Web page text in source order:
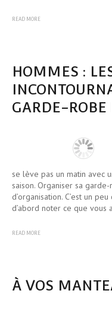
READ MORE
HOMMES :
GARDE-
se lève pas un matin avec
saison. Organiser sa
d’organisation. C’est un
d’abord noter ce que
READ MORE
À VOS